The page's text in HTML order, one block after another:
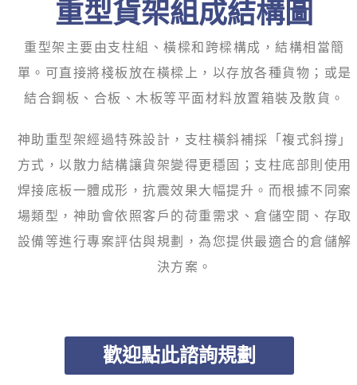
重型貨架組成結構圖
重型架主要由支柱組、橫樑和跨樑構成，結構相當簡
單。可直接將棧板放在橫樑上，以存放各種貨物；或是
結合鋼板、合板、木板等平面材料放置箱裝及散貨。
神助重型架經過特殊設計，支柱橫斜補採「複式斜撐」
方式，以散力結構讓貨架變得更穩固；支柱底部則使用
焊接底板一體成形，抗震效果大幅提升。 而根據不同案
場類型，神助會依照客戶的荷重需求、倉儲空間、存取
設備等進行專案評估與規劃，為您提供最適合的倉儲解
決方案。
歡迎點此諮詢規劃